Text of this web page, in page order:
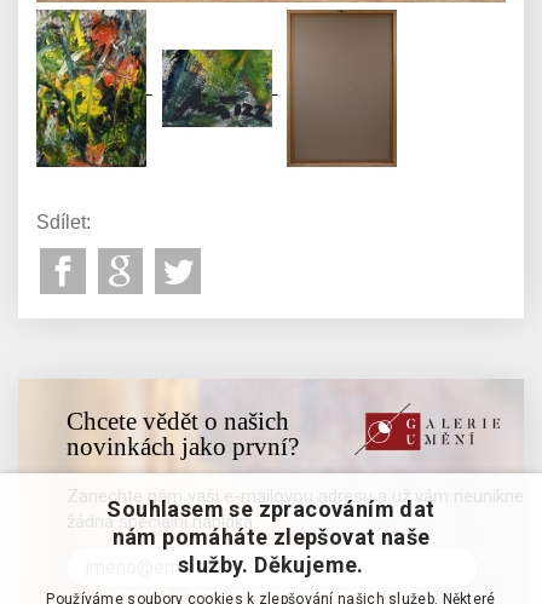
Sdílet:
Chcete vědět o našich
novinkách jako první?
Zanechte nám vaši e-mailovou adresu a už vám neunikne
žádná speciální nabídka
Souhlasem se zpracováním dat
nám pomáháte zlepšovat naše
služby. Děkujeme.
Používáme soubory cookies k zlepšování našich služeb. Některé